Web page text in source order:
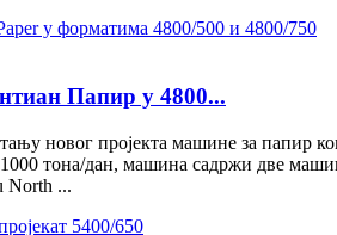
Папир у 4800...
новог пројекта машине за папир
тона/дан, машина садржи две
North ...